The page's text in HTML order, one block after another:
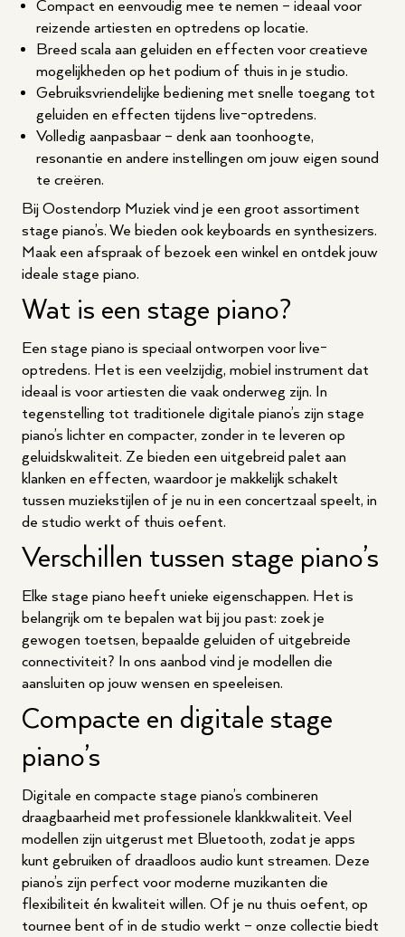
Compact en eenvoudig mee te nemen – ideaal voor
reizende artiesten en optredens op locatie.
Breed scala aan geluiden en effecten voor creatieve
mogelijkheden op het podium of thuis in je studio.
Gebruiksvriendelijke bediening met snelle toegang tot
geluiden en effecten tijdens live-optredens.
Volledig aanpasbaar – denk aan toonhoogte,
resonantie en andere instellingen om jouw eigen sound
te creëren.
Bij Oostendorp Muziek vind je een groot assortiment
stage piano’s. We bieden ook keyboards en synthesizers.
Maak een afspraak of bezoek een winkel en ontdek jouw
ideale stage piano.
Wat is een stage piano?
Een stage piano is speciaal ontworpen voor live-
optredens. Het is een veelzijdig, mobiel instrument dat
ideaal is voor artiesten die vaak onderweg zijn. In
tegenstelling tot traditionele digitale piano’s zijn stage
piano’s lichter en compacter, zonder in te leveren op
geluidskwaliteit. Ze bieden een uitgebreid palet aan
klanken en effecten, waardoor je makkelijk schakelt
tussen muziekstijlen of je nu in een concertzaal speelt, in
de studio werkt of thuis oefent.
Verschillen tussen stage piano’s
Elke stage piano heeft unieke eigenschappen. Het is
belangrijk om te bepalen wat bij jou past: zoek je
gewogen toetsen, bepaalde geluiden of uitgebreide
connectiviteit? In ons aanbod vind je modellen die
aansluiten op jouw wensen en speeleisen.
Compacte en digitale stage
piano’s
Digitale en compacte stage piano’s combineren
draagbaarheid met professionele klankkwaliteit. Veel
modellen zijn uitgerust met Bluetooth, zodat je apps
kunt gebruiken of draadloos audio kunt streamen. Deze
piano’s zijn perfect voor moderne muzikanten die
flexibiliteit én kwaliteit willen. Of je nu thuis oefent, op
tournee bent of in de studio werkt – onze collectie biedt